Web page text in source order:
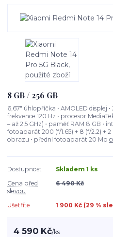
8 GB / 256 GB
6,67" úhlopříčka • AMOLED displej •
frekvence 120 Hz • procesor
– až 2,5 GHz) • paměť RAM 8 GB •
fotoaparát 200 (f/1.65) + 8 (f/2.2) +
obrazu • přední fotoaparát 20 Mp
Dostupnost
Skladem 1 ks
Cena před
slevou
6 490 Kč
Ušetříte 1 900 Kč (29 %
4 590 Kč/ks